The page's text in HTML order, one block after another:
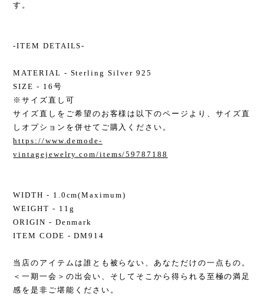
す。
-ITEM DETAILS-
MATERIAL - Sterling Silver 925
SIZE - 16号
※サイズ直し可
サイズ直しをご希望のお客様は以下のページより、サイズ直
しオプションを併せてご購入ください。
https://www.demode-
vintagejewelry.com/items/59787188
WIDTH - 1.0cm(Maximum)
WEIGHT - 11g
ORIGIN - Denmark
ITEM CODE - DM914
当店のアイテムは誰とも被らない、あなただけの一点もの。
＜一期一会＞の出会い、そしてそこから得られる至極の満足
感を是非ご堪能ください。